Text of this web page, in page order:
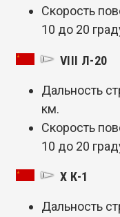
Скорость
10 до 20
VIII Л-20
Дальность
км.
Скорость
10 до 20
X К-1
Дальность